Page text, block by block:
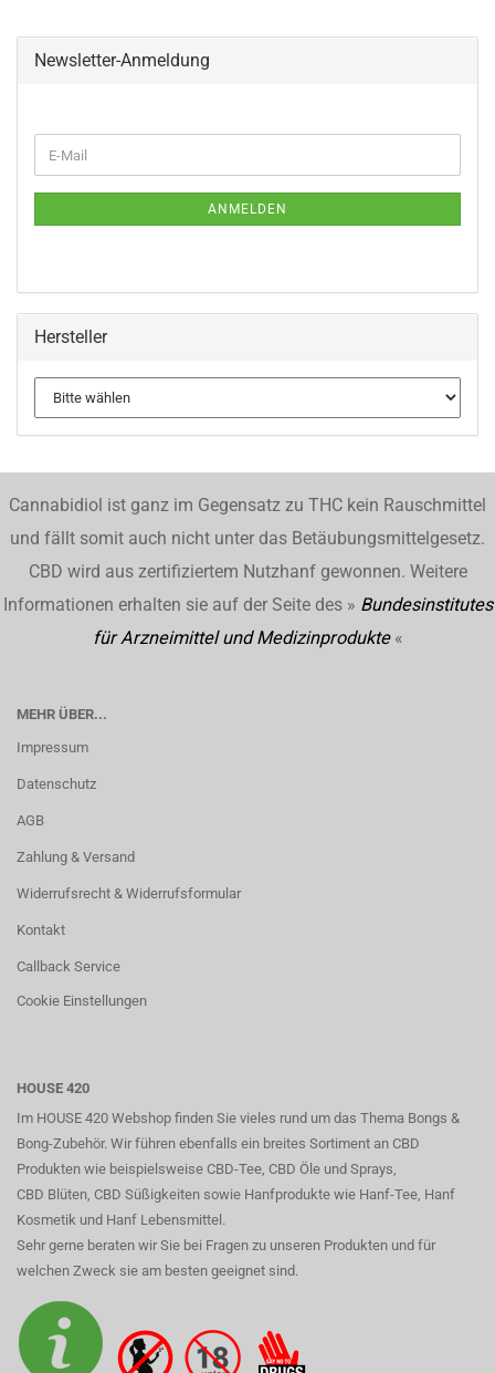
Newsletter-Anmeldung
ZUR
E-
Mail
ANMELDEN
Hersteller
Cannabidiol ist ganz im Gegensatz zu THC kein Rauschmittel
und fällt somit auch nicht unter das Betäubungsmittelgesetz.
CBD wird aus zertifiziertem Nutzhanf gewonnen. Weitere
Informationen erhalten sie auf der Seite des » Bundesinstitutes
für Arzneimittel und Medizinprodukte«
MEHR ÜBER...
Impressum
Datenschutz
AGB
Zahlung & Versand
Widerrufsrecht & Widerrufsformular
Kontakt
Callback Service
Cookie Einstellungen
HOUSE 420
Im HOUSE 420 Webshop finden Sie vieles rund um das Thema Bongs &
Bong-Zubehör. Wir führen ebenfalls ein breites Sortiment an CBD
Produkten wie beispielsweise CBD-Tee, CBD Öle und Sprays,
CBD Blüten, CBD Süßigkeiten sowie Hanfprodukte wie Hanf-Tee, Hanf
Kosmetik und Hanf Lebensmittel.
Sehr gerne beraten wir Sie bei Fragen zu unseren Produkten und für
welchen Zweck sie am besten geeignet sind.